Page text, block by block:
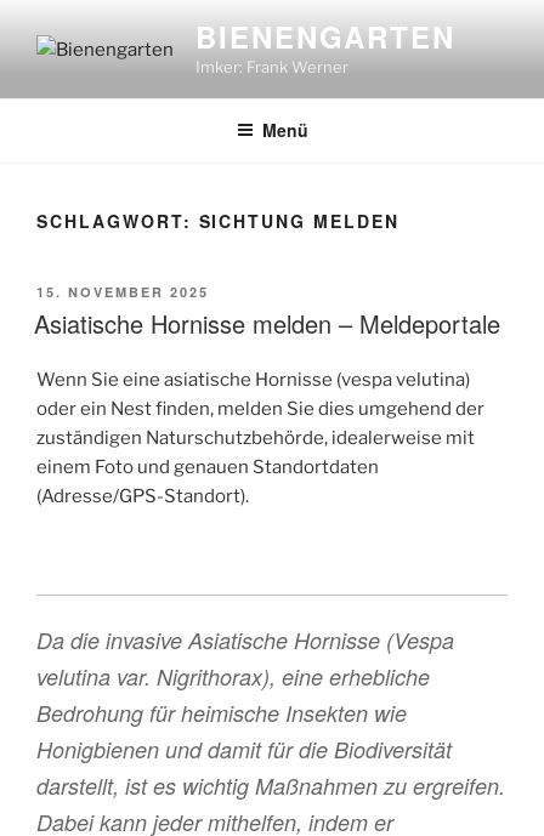
Inhalt
BIENENGARTEN
Imker: Frank Werner
Menü
SCHLAGWORT: SICHTUNG MELDEN
VERÖFFENTLICHT
AM
15. NOVEMBER 2025
Asiatische Hornisse melden – Meldeportale
Wenn Sie eine asiatische Hornisse (vespa velutina)
oder ein Nest finden, melden Sie dies umgehend der
zuständigen Naturschutzbehörde, idealerweise mit
einem Foto und genauen Standortdaten
(Adresse/GPS-Standort).
Da die invasive Asiatische Hornisse (Vespa
velutina var. Nigrithorax), eine erhebliche
Bedrohung für heimische Insekten wie
Honigbienen und damit für die Biodiversität
darstellt, ist es wichtig Maßnahmen zu ergreifen.
Dabei kann jeder mithelfen, indem er